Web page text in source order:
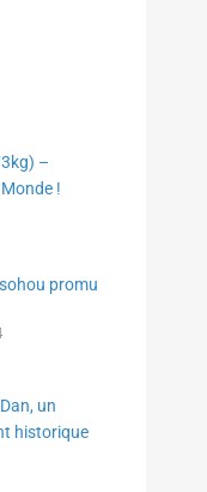
–
!
promu
un
historique